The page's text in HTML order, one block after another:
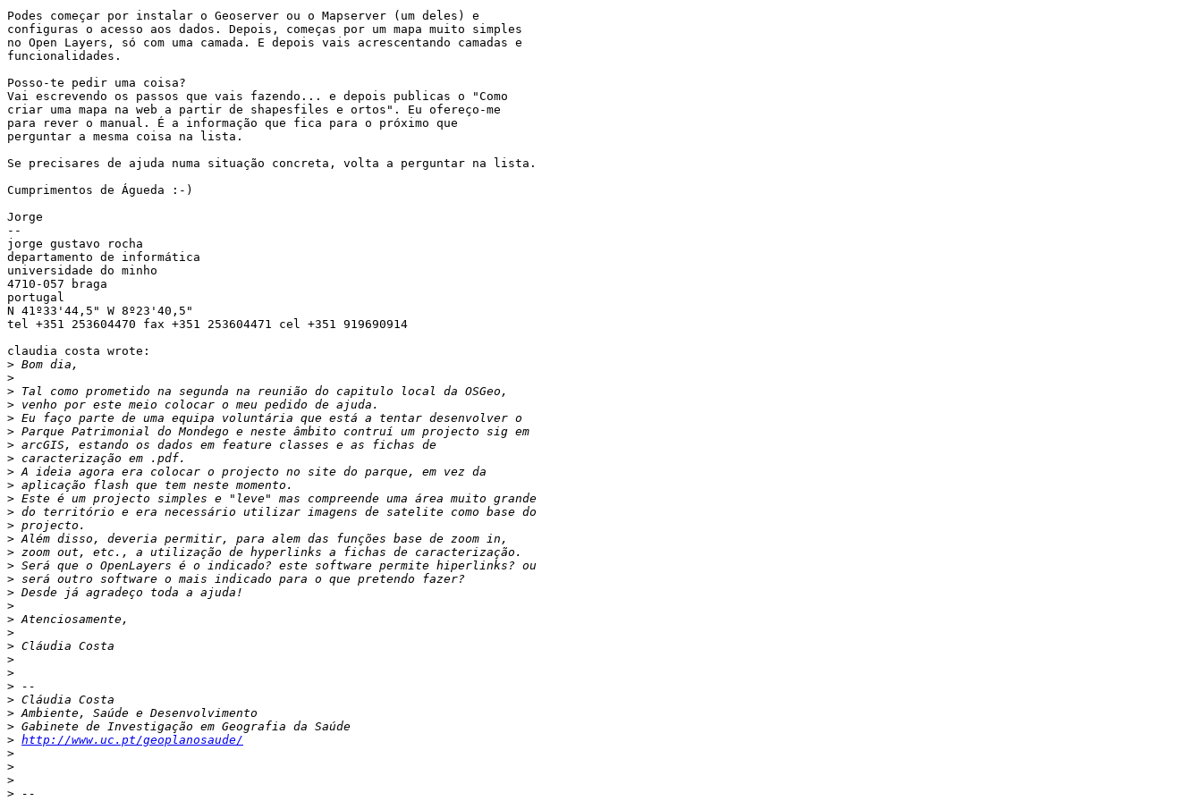
Podes começar por instalar o Geoserver ou o Mapserver (um deles) e
configuras o acesso aos dados. Depois, começas por um mapa muito simples
no Open Layers, só com uma camada. E depois vais acrescentando camadas e
funcionalidades.
Posso-te pedir uma coisa?
Vai escrevendo os passos que vais fazendo... e depois publicas o "Como
criar uma mapa na web a partir de shapesfiles e ortos". Eu ofereço-me
para rever o manual. É a informação que fica para o próximo que
perguntar a mesma coisa na lista.
Se precisares de ajuda numa situação concreta, volta a perguntar na lista.
Cumprimentos de Águeda :-)
Jorge
--
jorge gustavo rocha
departamento de informática
universidade do minho
4710-057 braga
portugal
N 41º33'44,5" W 8º23'40,5"
tel +351 253604470 fax +351 253604471 cel +351 919690914
claudia costa wrote:
>
>
>
>
>
>
>
>
>
>
>
>
>
>
>
>
>
>
>
>
>
>
>
>
>
>
>
>
> http://www.uc.pt/geoplanosaude/
>
>
>
>